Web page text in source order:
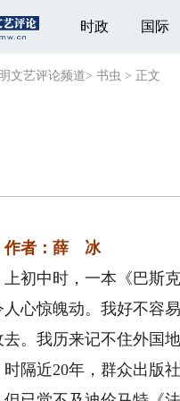
时政 国际
文艺评论频道> 书虫 > 正文
者：薛 冰
中时，一本《巴斯克
人心惊魄动。我好不容
去。我历来记不住外国
近20年，群众出版社